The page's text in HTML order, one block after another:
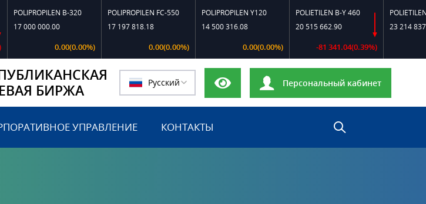
B-320
POLIPROPILEN FC-550
17 197 818.18
POLIPROPILEN Y120
14 500 316.08
POLIETILEN B-Y 460
20 515 662.90
-81 341.04(0.39%)
POLIETILEN F-0120
23 214 837.03
БИРЖА
Русский Персональный кабинет
УПРАВЛЕНИЕ КОНТАКТЫ